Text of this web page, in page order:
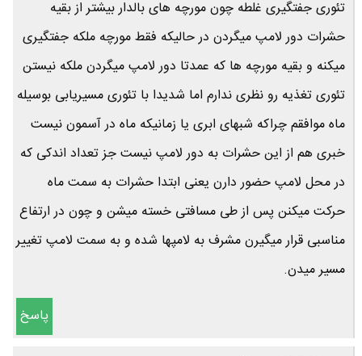
تئوری جفتگیری غلطه چون مورچه های بالدار بیشتر از بقیه
حشرات دور لامپ میگردن در حالیکه فقط مورچه ملکه جفتگیری
میکنه و بقیه مورچه ها که عمدتا دور لامپ میگردن ملکه نیستن
تئوری تغذیه رو نظری ندارم اما شدیدا با تئوری مسیریابی بوسیله
ماه موافقم چراکه شبهای ابری یا زمانیکه ماه در آسمون نیست
خبری هم از این حشرات به دور لامپ نیست جز تعداد اندکی که
در محل لامپ حضور دارن یعنی ابتدا حشرات به سمت ماه
حرکت میکنن پس از طی مسافتی خسته میشن و چون در ارتفاع
مناسبی قرار میگیرن مشرف به لامپها شده و به سمت لامپ تغییر
مسیر میدن.
پاسخ